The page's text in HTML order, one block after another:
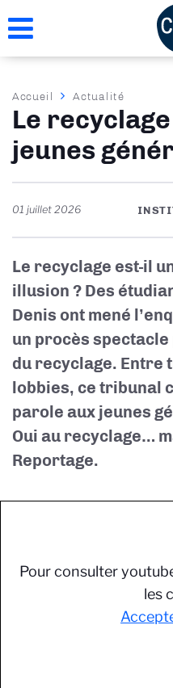
au
Fil
d'Ariane
Accueil Actualité
Le
jeunes
01 juillet 2026
Le recyclage est-il
illusion ? Des
Denis ont mené
un procès
du recyclage. Entre
lobbies, ce tribunal
parole aux jeunes
Oui au recyclage…
Reportage.
Pour consulter
les